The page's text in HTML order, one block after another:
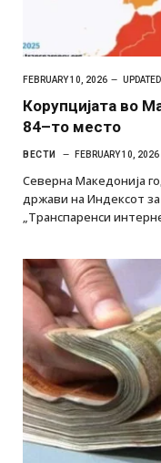
FEBRUARY 10, 2026
Корупцијата во
84–то место
ВЕСТИ FEBRUARY 10, 2026
Северна Македонија
држави на Индексот
„Транспаренси